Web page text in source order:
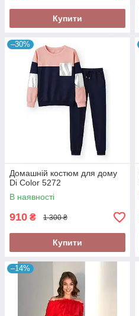
Купити
–30%
Домашній костюм для дому
Di Color 5272
В наявності
910 ₴ 1 300 ₴
Купити
–14%